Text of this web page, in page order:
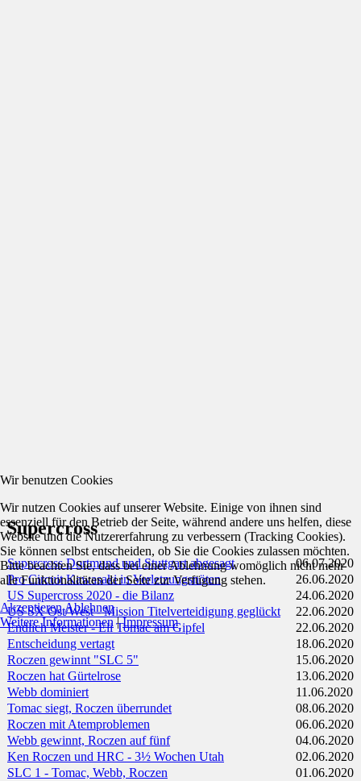
Supercross
Supercross Dortmund und Stuttgart abgesagt
06.07.2020
Pro Circuit Kawasaki in Verletzungsnöten
26.06.2020
US Supercross 2020 - die Bilanz
24.06.2020
US SX Ost/West - Mission Titelverteidigung geglückt
22.06.2020
Endlich Meister - Eli Tomac am Gipfel
22.06.2020
Entscheidung vertagt
18.06.2020
Roczen gewinnt "SLC 5"
15.06.2020
Roczen hat Gürtelrose
13.06.2020
Webb dominiert
11.06.2020
Tomac siegt, Roczen überrundet
08.06.2020
Roczen mit Atemproblemen
06.06.2020
Webb gewinnt, Roczen auf fünf
04.06.2020
Ken Roczen und HRC - 3½ Wochen Utah
02.06.2020
SLC 1 - Tomac, Webb, Roczen
01.06.2020
Wir benutzen Cookies
Wir nutzen Cookies auf unserer Website. Einige von ihnen sind
essenziell für den Betrieb der Seite, während andere uns helfen, diese
Website und die Nutzererfahrung zu verbessern (Tracking Cookies).
Sie können selbst entscheiden, ob Sie die Cookies zulassen möchten.
Bitte beachten Sie, dass bei einer Ablehnung womöglich nicht mehr
alle Funktionalitäten der Seite zur Verfügung stehen.
AkzeptierenAblehnen
Weitere Informationen|Impressum